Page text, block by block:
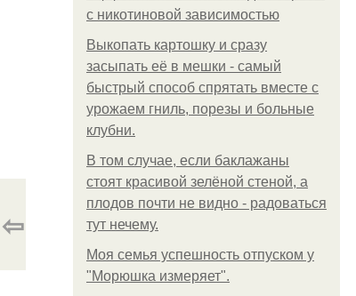
с никотиновой зависимостью
Выкопать картошку и сразу
засыпать её в мешки - самый
быстрый способ спрятать вместе с
урожаем гниль, порезы и больные
клубни.
В том случае, если баклажаны
стоят красивой зелёной стеной, а
плодов почти не видно - радоваться
тут нечему.
Моя семья успешность отпуском у
"Морюшка измеряет".
⇦